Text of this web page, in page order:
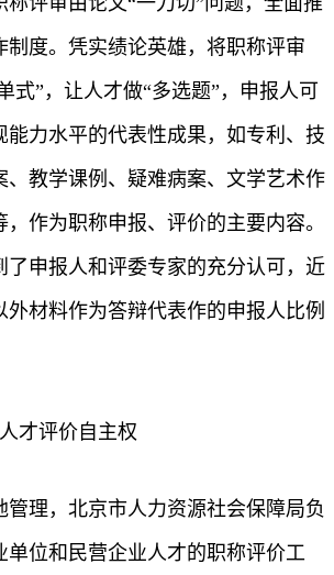
制度。凭实绩论英雄，将职称评审
式”，让人才做“多选题”，申报人可
能力水平的代表性成果，如专利、技
、教学课例、疑难病案、文学艺术作
作为职称申报、评价的主要内容。
了申报人和评委专家的充分认可，近
外材料作为答辩代表作的申报人比例
才评价自主权
管理，北京市人力资源社会保障局负
单位和民营企业人才的职称评价工